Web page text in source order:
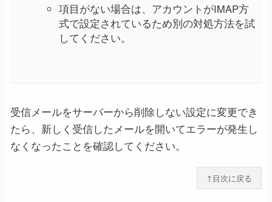
項目がない場合は、アカウントがIMAP方
式で設定されているため別の対処方法を試
してください。
受信メールをサーバーから削除しない設定に変更でき
たら、新しく受信したメールを開いてエラーが発生し
なくなったことを確認してください。
↑目次に戻る